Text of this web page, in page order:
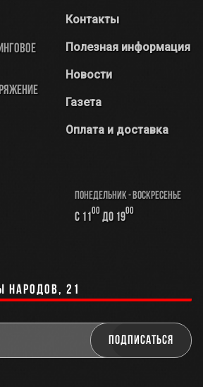
Контакты
Полезная информация
Новости
Газета
Оплата и доставка
Понедельник - Воскресенье
с 1100 до 1900
Народов, 21